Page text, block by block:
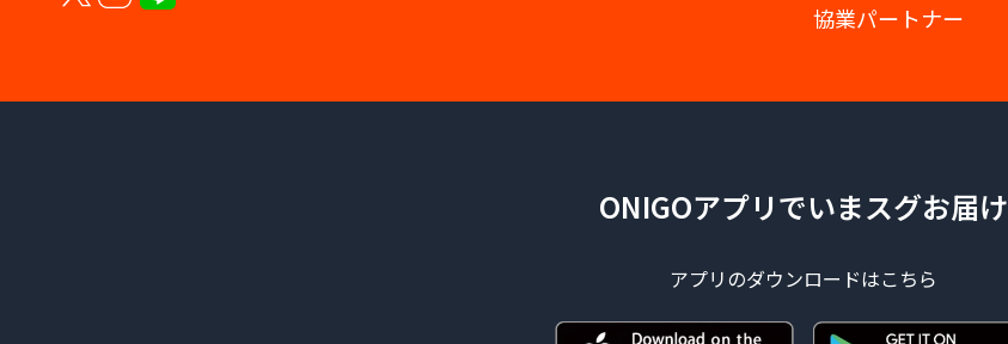
協業パートナー
ONIGOアプリでいまスグお届け
アプリのダウンロードはこちら